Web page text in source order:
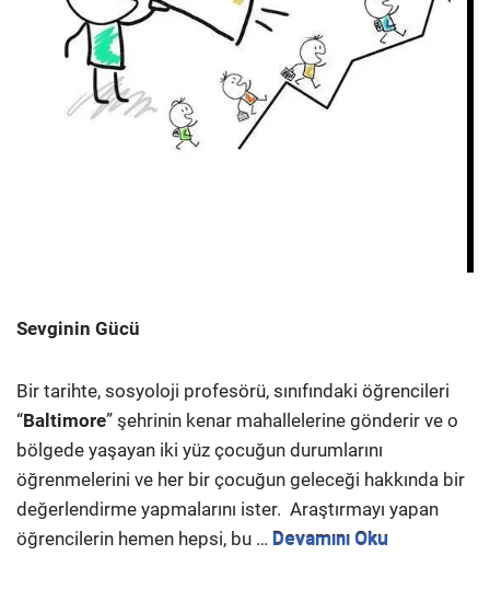
Sevginin Gücü
Bir tarihte, sosyoloji profesörü, sınıfındaki öğrencileri
“Baltimore” şehrinin kenar mahallelerine gönderir ve o
bölgede yaşayan iki yüz çocuğun durumlarını
öğrenmelerini ve her bir çocuğun geleceği hakkında bir
değerlendirme yapmalarını ister. Araştırmayı yapan
öğrencilerin hemen hepsi, bu … Devamını Oku